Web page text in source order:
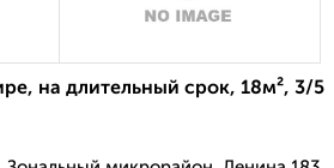
на длительный срок, 18м², 3/5